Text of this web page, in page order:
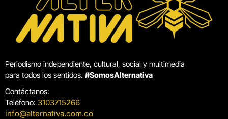
Periodismo independiente, cultural, social y multimedia
para todos los sentidos. #SomosAlternativa
Contáctanos:
Teléfono: 3103715266
info@alternativa.com.co